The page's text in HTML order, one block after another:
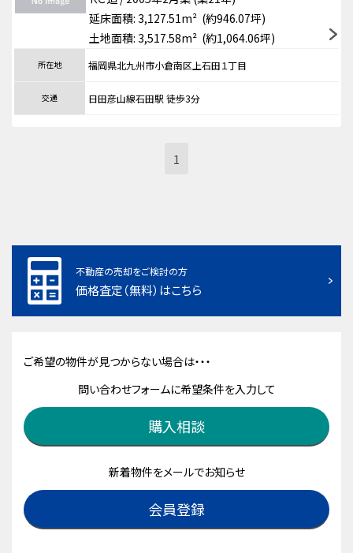
延床面積: 3,127.51m² (約946.07坪)
土地面積: 3,517.58m² (約1,064.06坪)
所在地 福岡県北九州市小倉南区上石田１丁目
交通 日田彦山線石田駅 徒歩3分
1
不動産の売却をご検討の方
価格査定（無料）はこちら
ご希望の物件が見つからない場合は・・・
問い合わせフォームに希望条件を入力して
購入相談
新着物件をメールでお知らせ
会員登録